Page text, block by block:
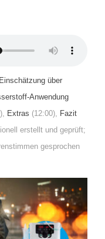
über
Anwendung
Extras (12:00), Fazit
erstellt und geprüft;
gesprochen